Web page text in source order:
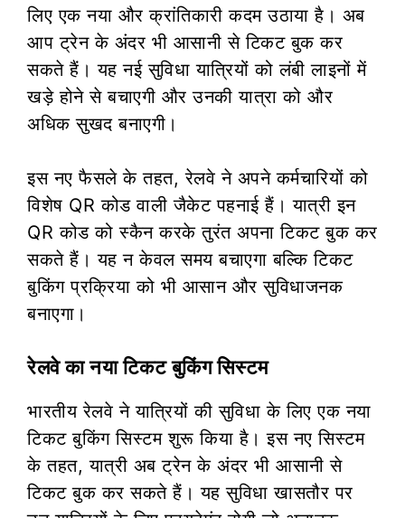
लिए एक नया और क्रांतिकारी कदम उठाया है। अब
आप ट्रेन के अंदर भी आसानी से टिकट बुक कर
सकते हैं। यह नई सुविधा यात्रियों को लंबी लाइनों में
खड़े होने से बचाएगी और उनकी यात्रा को और
अधिक सुखद बनाएगी।
इस नए फैसले के तहत, रेलवे ने अपने कर्मचारियों को
विशेष QR कोड वाली जैकेट पहनाई हैं। यात्री इन
QR कोड को स्कैन करके तुरंत अपना टिकट बुक कर
सकते हैं। यह न केवल समय बचाएगा बल्कि टिकट
बुकिंग प्रक्रिया को भी आसान और सुविधाजनक
बनाएगा।
रेलवे का नया टिकट बुकिंग सिस्टम
भारतीय रेलवे ने यात्रियों की सुविधा के लिए एक नया
टिकट बुकिंग सिस्टम शुरू किया है। इस नए सिस्टम
के तहत, यात्री अब ट्रेन के अंदर भी आसानी से
टिकट बुक कर सकते हैं। यह सुविधा खासतौर पर